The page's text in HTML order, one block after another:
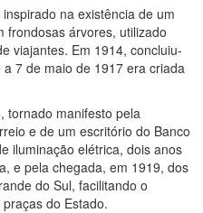
na existência de um
frondosas árvores, utilizado
viajantes. Em 1914, concluiu-
7 de maio de 1917 era criada
tornado manifesto pela
e de um escritório do Banco
iluminação elétrica, dois anos
e pela chegada, em 1919, dos
do Sul, facilitando o
do Estado.